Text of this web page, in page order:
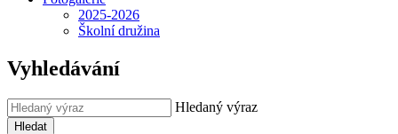
2025-2026
Školní družina
Vyhledávání
Hledaný výraz
Hledat